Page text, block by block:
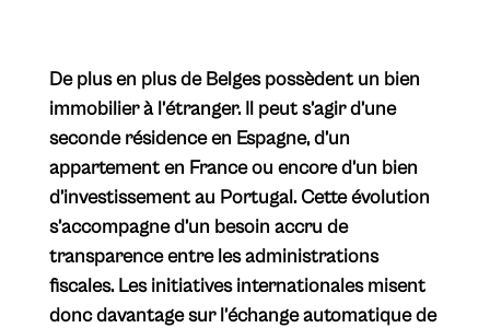
​De plus en plus de Belges possèdent un bien
immobilier à l’étranger. Il peut s’agir d’une
seconde résidence en Espagne, d’un
appartement en France ou encore d’un bien
d’investissement au Portugal. Cette évolution
s’accompagne d’un besoin accru de
transparence entre les administrations
fiscales. Les initiatives internationales misent
donc davantage sur l’échange automatique de